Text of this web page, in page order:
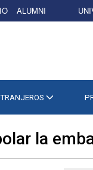
ALUMNI
la